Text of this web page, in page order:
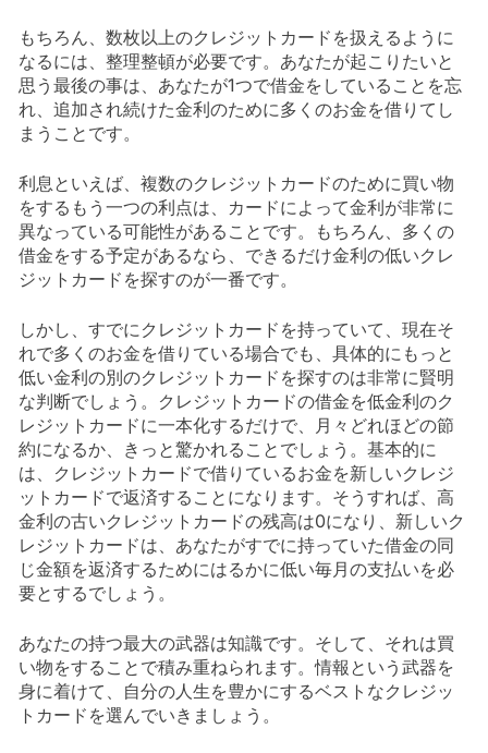
もちろん、数枚以上のクレジットカードを扱えるように
なるには、整理整頓が必要です。あなたが起こりたいと
思う最後の事は、あなたが1つで借金をしていることを忘
れ、追加され続けた金利のために多くのお金を借りてし
まうことです。
利息といえば、複数のクレジットカードのために買い物
をするもう一つの利点は、カードによって金利が非常に
異なっている可能性があることです。もちろん、多くの
借金をする予定があるなら、できるだけ金利の低いクレ
ジットカードを探すのが一番です。
しかし、すでにクレジットカードを持っていて、現在そ
れで多くのお金を借りている場合でも、具体的にもっと
低い金利の別のクレジットカードを探すのは非常に賢明
な判断でしょう。クレジットカードの借金を低金利のク
レジットカードに一本化するだけで、月々どれほどの節
約になるか、きっと驚かれることでしょう。基本的に
は、クレジットカードで借りているお金を新しいクレジ
ットカードで返済することになります。そうすれば、高
金利の古いクレジットカードの残高は0になり、新しいク
レジットカードは、あなたがすでに持っていた借金の同
じ金額を返済するためにはるかに低い毎月の支払いを必
要とするでしょう。
あなたの持つ最大の武器は知識です。そして、それは買
い物をすることで積み重ねられます。情報という武器を
身に着けて、自分の人生を豊かにするベストなクレジッ
トカードを選んでいきましょう。